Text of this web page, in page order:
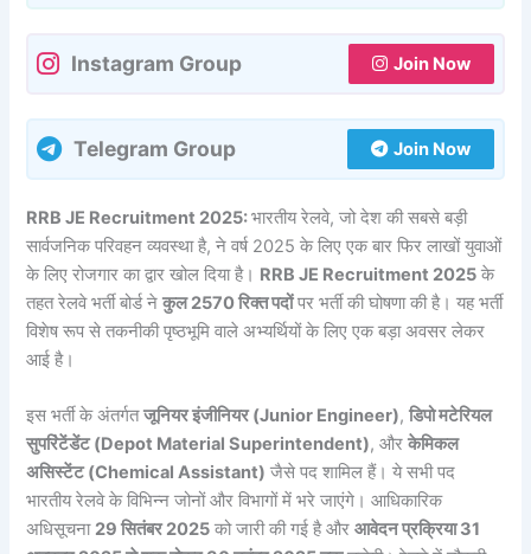
Instagram Group Join Now
Telegram Group Join Now
RRB JE Recruitment 2025:भारतीय रेलवे, जो देश की सबसे बड़ी
सार्वजनिक परिवहन व्यवस्था है, ने वर्ष 2025 के लिए एक बार फिर लाखों युवाओं
के लिए रोजगार का द्वार खोल दिया है। RRB JE Recruitment 2025 के
तहत रेलवे भर्ती बोर्ड नेकुल 2570 रिक्त पदोंपर भर्ती की घोषणा की है। यह भर्ती
विशेष रूप से तकनीकी पृष्ठभूमि वाले अभ्यर्थियों के लिए एक बड़ा अवसर लेकर
आई है।
इस भर्ती के अंतर्गतजूनियर इंजीनियर (Junior Engineer),डिपो मटेरियल
सुपरिंटेंडेंट (Depot Material Superintendent), औरकेमिकल
असिस्टेंट (Chemical Assistant) जैसे पद शामिल हैं। ये सभी पद
भारतीय रेलवे के विभिन्न जोनों और विभागों में भरे जाएंगे। आधिकारिक
अधिसूचना 29 सितंबर 2025 को जारी की गई है औरआवेदन प्रक्रिया 31